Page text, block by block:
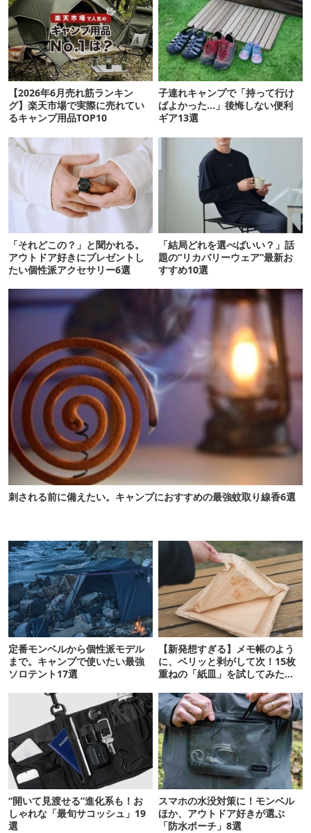
【2026年6月売れ筋ランキン
グ】楽天市場で実際に売れてい
るキャンプ用品TOP10
子連れキャンプで「持って行け
ばよかった…」後悔しない便利
ギア13選
「それどこの？」と聞かれる。
アウトドア好きにプレゼントし
たい個性派アクセサリー6選
「結局どれを選べばいい？」話
題の“リカバリーウェア”最新お
すすめ10選
刺される前に備えたい。キャンプにおすすめの最強蚊取り線香6選
定番モンベルから個性派モデル
まで。キャンプで使いたい最強
ソロテント17選
【新発想すぎる】メモ帳のよう
に、ベリッと剥がして次！15枚
重ねの「紙皿」を試してみた
“開いて見渡せる”進化系も！お
しゃれな「最旬サコッシュ」19
選
スマホの水没対策に！モンベル
ほか、アウトドア好きが選ぶ
「防水ポーチ」8選